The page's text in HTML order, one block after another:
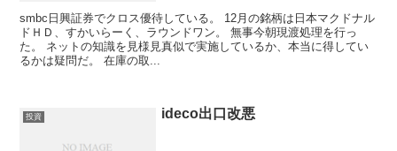
smbc日興証券でクロス優待している。 12月の銘柄は日本マクドナル
ドＨＤ、すかいらーく、ラウンドワン。 無事今朝現渡処理を行っ
た。 ネットの知識を見様見真似で実施しているか、本当に得してい
るかは疑問だ。 在庫の取...
投資 ideco出口改悪